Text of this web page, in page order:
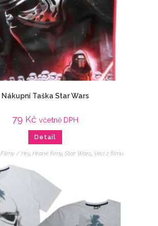
Nákupní Taška Star Wars
79 Kč včetně DPH
Detail
Filmy / Hry, Hrané filmy, Star Wars Veci z filmu